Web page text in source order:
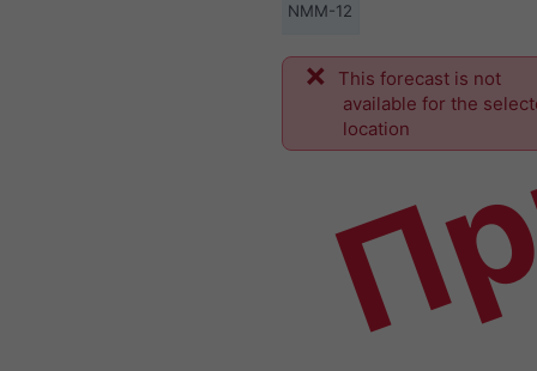
NMM-12
This forecast is not
available for the
location